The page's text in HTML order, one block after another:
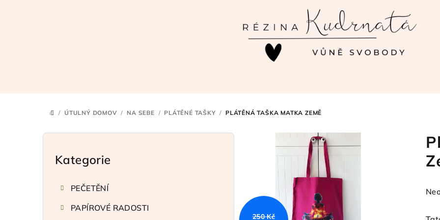
DOMŮ
/ ÚTULNÝ DOMOV / NA SEBE / PLÁTĚNÉ TAŠKY / PLÁTĚNÁ TAŠKA MATKA ZEMĚ
P
Přeskočit
kategorie
Kategorie
PEČETĚNÍ
PAPÍROVÉ RADOSTI
250 Kč